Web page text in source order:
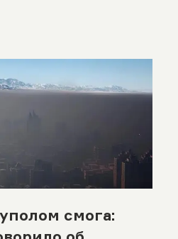
смога: